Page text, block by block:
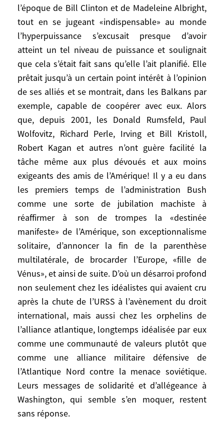
l’époque de Bill Clinton et de Madeleine Albright,
tout en se jugeant «indispensable» au monde
l’hyperpuissance s’excusait presque d’avoir
atteint un tel niveau de puissance et soulignait
que cela s’était fait sans qu’elle l’ait planifié. Elle
prêtait jusqu’à un certain point intérêt à l’opinion
de ses alliés et se montrait, dans les Balkans par
exemple, capable de coopérer avec eux. Alors
que, depuis 2001, les Donald Rumsfeld, Paul
Wolfovitz, Richard Perle, Irving et Bill Kristoll,
Robert Kagan et autres n’ont guère facilité la
tâche même aux plus dévoués et aux moins
exigeants des amis de l’Amérique! Il y a eu dans
les premiers temps de l’administration Bush
comme une sorte de jubilation machiste à
réaffirmer à son de trompes la «destinée
manifeste» de l’Amérique, son exceptionnalisme
solitaire, d’annoncer la fin de la parenthèse
multilatérale, de brocarder l’Europe, «fille de
Vénus», et ainsi de suite. D’où un désarroi profond
non seulement chez les idéalistes qui avaient cru
après la chute de l’URSS à l’avènement du droit
international, mais aussi chez les orphelins de
l’alliance atlantique, longtemps idéalisée par eux
comme une communauté de valeurs plutôt que
comme une alliance militaire défensive de
l’Atlantique Nord contre la menace soviétique.
Leurs messages de solidarité et d’allégeance à
Washington, qui semble s’en moquer, restent
sans réponse.
Pendant les années 1990 encore, les Etats-
Unis prenaient des gants, superpuissance
ou hyperpuissance légèrement
condescendante mais quand même
chaleureuse et courtoise. A l’époque de
Bill Clinton et de Madeleine Albright, tout
en se jugeant «indispensable» au monde
l’hyperpuissance s’excusait presque d’avoir
atteint un tel niveau de puissance et
soulignait que cela s’était fait sans qu’elle
l’ait planifié. Elle prêtait jusqu’à un certain
point intérêt à l’opinion de ses alliés et se
montrait, dans les Balkans par exemple,
capable de coopérer avec eux. Alors que,
depuis 2001, les Donald Rumsfeld, Paul
Wolfovitz, Richard Perle, Irving et Bill
Kristoll, Robert Kagan et autres n’ont guère
facilité la tâche même aux plus dévoués et
aux moins exigeants des amis de
l’Amérique! Il y a eu dans les premiers
temps de l’administration Bush comme
une sorte de jubilation machiste à
réaffirmer à son de trompes la «destinée
manifeste» de l’Amérique, son
exceptionnalisme solitaire, d’annoncer la
fin de la parenthèse multilatérale, de
brocarder l’Europe, «fille de Vénus», et
ainsi de suite. D’où un désarroi profond
non seulement chez les idéalistes qui
avaient cru après la chute de l’URSS à
l’avènement du droit international, mais
aussi chez les orphelins de l’alliance